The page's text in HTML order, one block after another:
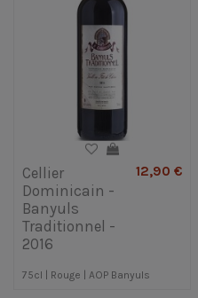
Cellier
Dominicain -
Banyuls
Traditionnel -
2016
12,90 €
75cl | Rouge | AOP Banyuls